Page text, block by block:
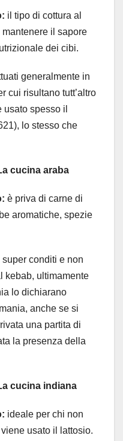
il tipo di cottura al
il sapore
dei cibi.
generalmente in
cui risultano tutt’altro
spesso il
lo stesso che
cucina araba
è priva di carne di
aromatiche, spezie
conditi e non
kebab, ultimamente
lo dichiarano
anche se si
una partita di
la presenza della
cucina indiana
ideale per chi non
usato il lattosio.